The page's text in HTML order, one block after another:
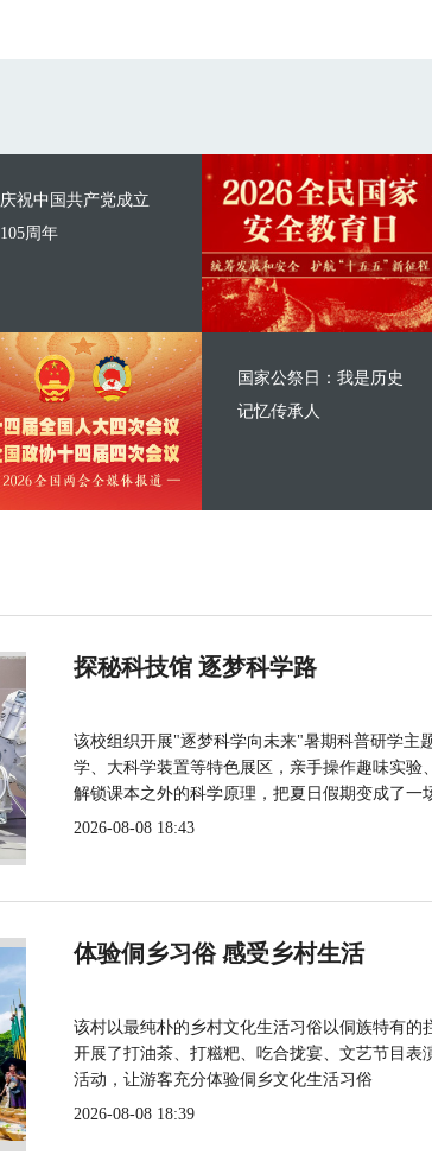
庆祝中国共产党成立
105周年
国家公祭日：我是历史
记忆传承人
探秘科技馆 逐梦科学路
该校组织开展"逐梦科学向未来"暑期科普研学主
学、大科学装置等特色展区，亲手操作趣味实验
解锁课本之外的科学原理，把夏日假期变成了一
2026-08-08 18:43
体验侗乡习俗 感受乡村生活
该村以最纯朴的乡村文化生活习俗以侗族特有
开展了打油茶、打糍粑、吃合拢宴、文艺节目
活动，让游客充分体验侗乡文化生活习俗
2026-08-08 18:39